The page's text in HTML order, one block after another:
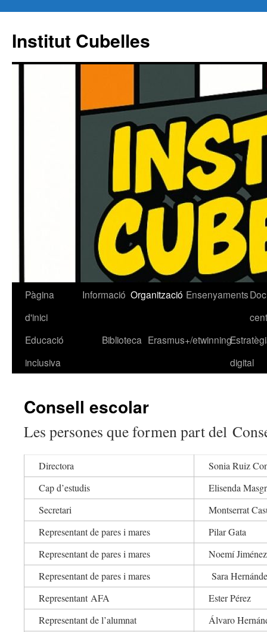
Institut Cubelles
Vés
contingut
Pàgina
d'inici
Informació Organització Ensenyaments
Educació
inclusiva
Biblioteca Erasmus+/etwinning
digital
Consell escolar
Les persones que formen part del
Directora
Sonia Ruiz
Cap d’estudis
Elisenda
Secretari
Montserrat
Representant de pares i mares
Pilar Gata
Representant de pares i mares
Noemí Jiménez
Representant de pares i mares
Sara
Representant AFA
Ester Pérez
Representant de l’alumnat
Álvaro